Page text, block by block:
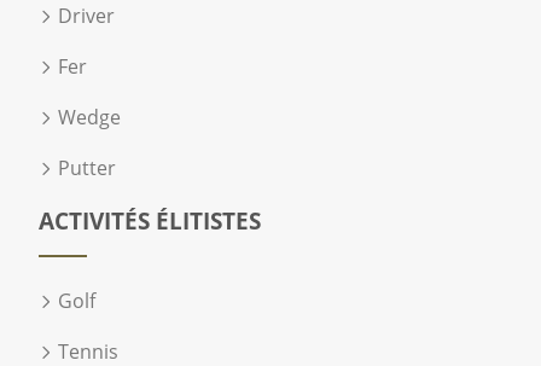
Driver
Fer
Wedge
Putter
ACTIVITÉS ÉLITISTES
Golf
Tennis